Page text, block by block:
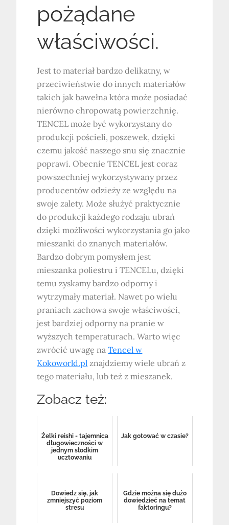
pożądane
właściwości.
Jest to materiał bardzo delikatny, w
przeciwieństwie do innych materiałów
takich jak bawełna która może posiadać
nierówno chropowatą powierzchnię.
TENCEL może być wykorzystany do
produkcji pościeli, poszewek, dzięki
czemu jakość naszego snu się znacznie
poprawi. Obecnie TENCEL jest coraz
powszechniej wykorzystywany przez
producentów odzieży ze względu na
swoje zalety. Może służyć praktycznie
do produkcji każdego rodzaju ubrań
dzięki możliwości wykorzystania go jako
mieszanki do znanych materiałów.
Bardzo dobrym pomysłem jest
mieszanka poliestru i TENCELu, dzięki
temu zyskamy bardzo odporny i
wytrzymały materiał. Nawet po wielu
praniach zachowa swoje właściwości,
jest bardziej odporny na pranie w
wyższych temperaturach. Warto więc
zwrócić uwagę naTencel w
Kokoworld.pl znajdziemy wiele ubrań z
tego materiału, lub też z mieszanek.
Zobacz też:
Żelki reishi - tajemnica
długowieczności w
jednym słodkim
ucztowaniu
Jak gotować w czasie?
Dowiedz się, jak
zmniejszyć poziom
stresu
Gdzie można się dużo
dowiedzieć na temat
faktoringu?